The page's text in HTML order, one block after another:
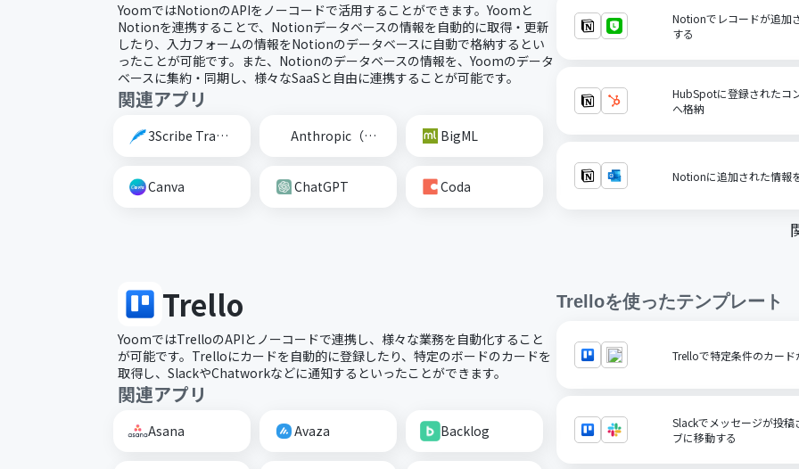
YoomではNotionのAPIをノーコードで活用することができます。Yoomと
Notionを連携することで、Notionデータベースの情報を自動的に取得・更新
したり、入力フォームの情報をNotionのデータベースに自動で格納するとい
ったことが可能です。また、Notionのデータベースの情報を、Yoomのデータ
ベースに集約・同期し、様々なSaaSと自由に連携することが可能です。
関連アプリ
3Scribe Transcription Anthropic（Claude） BigML
Canva ChatGPT Coda
Notionでレコードが追加
する
HubSpotに登録されたコ
へ格納
Notionに追加された情報
Trello
YoomではTrelloのAPIとノーコードで連携し、様々な業務を自動化すること
が可能です。Trelloにカードを自動的に登録したり、特定のボードのカードを
取得し、SlackやChatworkなどに通知するといったことができます。
関連アプリ
Asana Avaza Backlog
Trelloを使ったテンプレート
Trelloで特定条件のカー
Slackでメッセージが投
ブに移動する